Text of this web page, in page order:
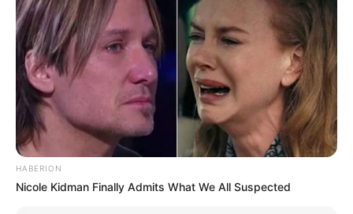
8 Kata Lucu Seputar Malam
Minggu ala Jomblo yang Bikin
Ngenes
HABERION
Nicole Kidman Finally Admits What We All Suspected